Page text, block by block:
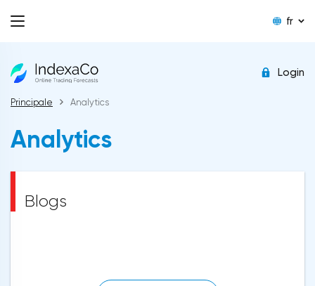
fr
Login
Principale Analytics
Analytics
Blogs